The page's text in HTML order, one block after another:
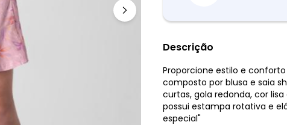
Descrição
Proporcione estilo e
composto por blusa e saia
curtas, gola redonda, cor
possui estampa rotativa e
especial"